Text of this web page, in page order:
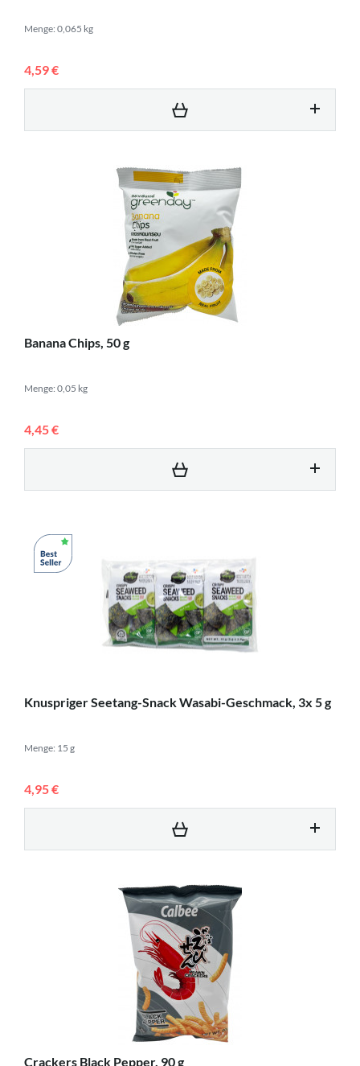
Menge: 0,065 kg
4,59 €
Banana Chips, 50 g
Menge: 0,05 kg
4,45 €
Knuspriger Seetang-Snack Wasabi-Geschmack, 3x 5 g
Menge: 15 g
4,95 €
Crackers Black Pepper, 90 g